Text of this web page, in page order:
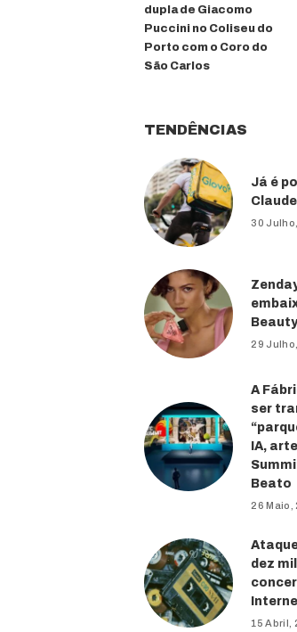
dupla de Giacomo
Puccini no Coliseu do
Porto com o Coro do
São Carlos
TENDÊNCIAS
Já é
30
29
A
ser
IA,
Beato
26 Maio,
dez
15 Abril,